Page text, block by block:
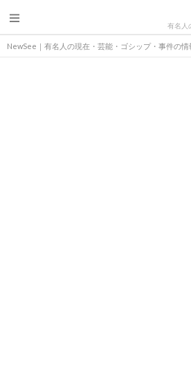
有名人
NewSee｜有名人の現在・芸能・ゴシップ・事件の情